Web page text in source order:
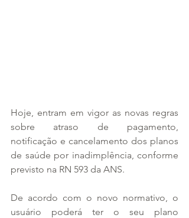
Hoje, entram em vigor as novas regras
sobre atraso de pagamento,
notificação e cancelamento dos planos
de saúde por inadimplência, conforme
previsto na RN 593 da ANS.
De acordo com o novo normativo, o
usuário poderá ter o seu plano